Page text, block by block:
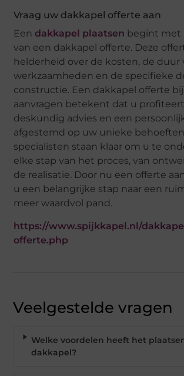
Vraag uw dakkapel offerte aan
Een dakkapel plaatsen begint met
van een dakkapel offerte. Deze
helderheid over de kosten, de duur
werkzaamheden en de specifieke
constructie. Een dakkapel offerte
aanvragen betekent dat u
deskundig advies en een
afgestemd op uw unieke
specialisten staan klaar om u te
elke stap van het proces, van
de realisatie. Door nu een offerte
u een belangrijke stap naar een
meer waardvol pand.
https://www.spijkkapel.nl/
offerte.php
Veelgestelde vragen
Welke voordelen heeft het
dakkapel?